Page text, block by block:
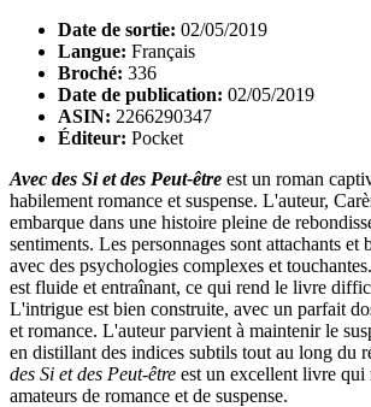
Date de sortie: 02/05/2019
Langue: Français
Broché: 336
Date de publication: 02/05/2019
ASIN: 2266290347
Éditeur: Pocket
Avec des Si et des Peut-être est un roman
habilement romance et suspense. L'auteur,
embarque dans une histoire pleine de
sentiments. Les personnages sont attachants et
avec des psychologies complexes et
est fluide et entraînant, ce qui rend le livre
L'intrigue est bien construite, avec un parfait
et romance. L'auteur parvient à maintenir le
en distillant des indices subtils tout au long du
des Si et des Peut-être est un excellent livre qui
amateurs de romance et de suspense.